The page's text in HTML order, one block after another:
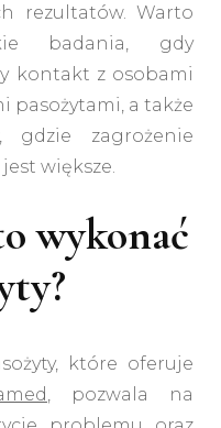
rezultatów. Warto
badania, gdy
kontakt z osobami
pasożytami, a także
zagrożenie
większe.
wykonać
które oferuje
, pozwala na